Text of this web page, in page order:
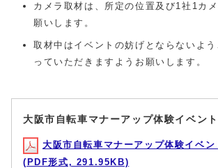
カメラ取材は、所定の位置及び1社1カ
願いします。
取材中はイベントの妨げとならないよ
っていただきますようお願いします。
大阪市自転車マナーアップ体験イベン
大阪市自転車マナーアップ体験イベ
(PDF形式, 291.95KB)